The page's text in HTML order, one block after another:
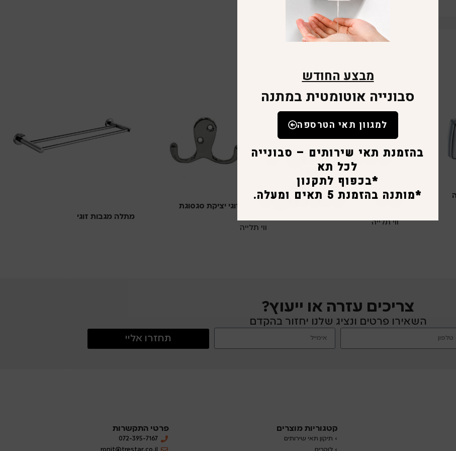
וו תליה בודד יוקרתי
ווי תלייה
וו תלייה זוגי יציקת סגסוגת
ווי תלייה
מתלה מגבות זוגי
צריכים עזרה או ייעוץ?
השאירו פרטים ונציג שלנו יחזור בהקדם
תחזרו אליי
קטגוריות מוצרים
› תיקון תאי שירותים
פרטי התקשרות
072-395-7167
מבצע החודש
סבונייה אוטומטית במתנה
למגוון תאי הטרספה
בהזמנת תאי שירותים – סבונייה
לכל תא
*בכפוף לתקנון
*מותנה בהזמנת 5 תאים ומעלה.